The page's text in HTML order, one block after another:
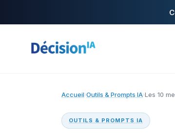
Accueil›Outils & Prompts IA›Les 10
OUTILS & PROMPTS IA